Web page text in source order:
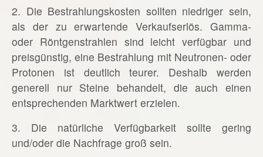
2. Die Bestrahlungskosten sollten niedriger sein,
als der zu erwartende Verkaufserlös. Gamma-
oder Röntgenstrahlen sind leicht verfügbar und
preisgünstig, eine Bestrahlung mit Neutronen- oder
Protonen ist deutlich teurer. Deshalb werden
generell nur Steine behandelt, die auch einen
entsprechenden Marktwert erzielen.
3. Die natürliche Verfügbarkeit sollte gering
und/oder die Nachfrage groß sein.